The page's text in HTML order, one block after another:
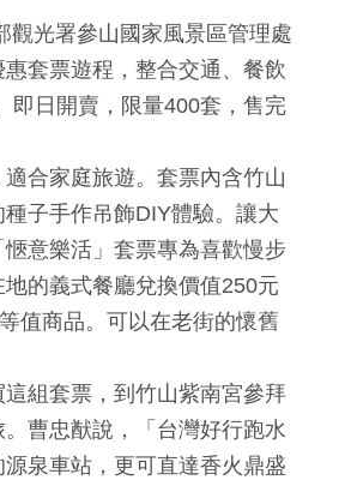
觀光署參山國家風景區管理處
套票遊程，整合交通、餐飲
即日開賣，限量400套，售完
合家庭旅遊。套票內含竹山
子手作吊飾DIY體驗。讓大
意樂活」套票專為喜歡慢步
的義式餐廳兌換價值250元
值商品。可以在老街的懷舊
組套票，到竹山紫南宮參拜
曹忠猷說，「台灣好行跑水
泉車站，更可直達香火鼎盛
42+
演唱會
5053+
社會
2482
49+
峽論壇專區
1838+
財經及消費
267